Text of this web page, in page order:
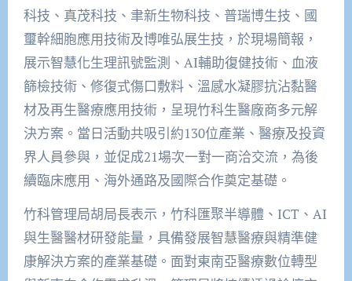
科技、真茂科技、聿新生物科技、普瑞博生技、國
璽幹細胞應用技術及博唯弘展生技，於現場簡報，
展示智慧化生理訊號監測、AI輔助復健技術、血液
篩檢技術、修復式傷口敷料、溫感水凝膠抗沾黏醫
材及再生醫療應用技術，呈現竹科生醫廠商多元解
決方案。當日活動共吸引約130位產業、醫療及投資
界人員參與，並促成21場次一對一商洽交流，為後
續臨床應用、海外通路及國際合作奠定基礎。
竹科管理局胡局長表示，竹科匯聚半導體、ICT、AI
與生醫醫材研發能量，具備發展智慧醫療與精準健
康解決方案的產業基礎。面對東南亞醫療數位轉型